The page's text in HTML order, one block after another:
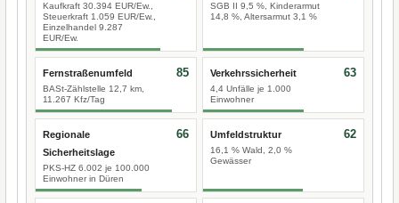
Kaufkraft 30.394 EUR/Ew.,
Steuerkraft 1.059 EUR/Ew.,
Einzelhandel 9.287
EUR/Ew.
SGB II 9,5 %, Kinderarmut
14,8 %, Altersarmut 3,1 %
Fernstraßenumfeld
BASt-Zählstelle 12,7 km,
11.267 Kfz/Tag
85 Verkehrssicherheit
4,4 Unfälle je 1.000
Einwohner
63
Regionale
Sicherheitslage
PKS-HZ 6.002 je 100.000
Einwohner in Düren
66 Umfeldstruktur
16,1 % Wald, 2,0 %
Gewässer
62